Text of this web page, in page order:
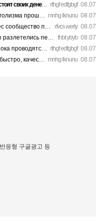
rthgf edfgbgf 08.07
атмосфера там просто непере…
mnhg lknunu 08.07
физической тяги больше н…
rfvcs werty 08.07
в Санкт-Петербурге…
thbt ybyb 08.07
очень сочные. https://inte…
rthgf edfgbgf 08.07
масштабные турниры. https…
mnhg lknunu 08.07
лечение алкоголизма Санкт-…
반응형 구글광고 등